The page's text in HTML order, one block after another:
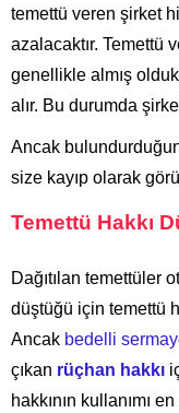
temettü veren şirket
azalacaktır. Temettü
genellikle almış
alır. Bu durumda
Ancak
size kayıp olarak
Temettü Hakkı
Dağıtılan temettüler
düştüğü için temettü
Ancak bedelli
çıkan rüçhan hakkı
hakkının kullanımı